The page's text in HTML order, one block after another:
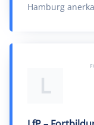
Hamburg
L